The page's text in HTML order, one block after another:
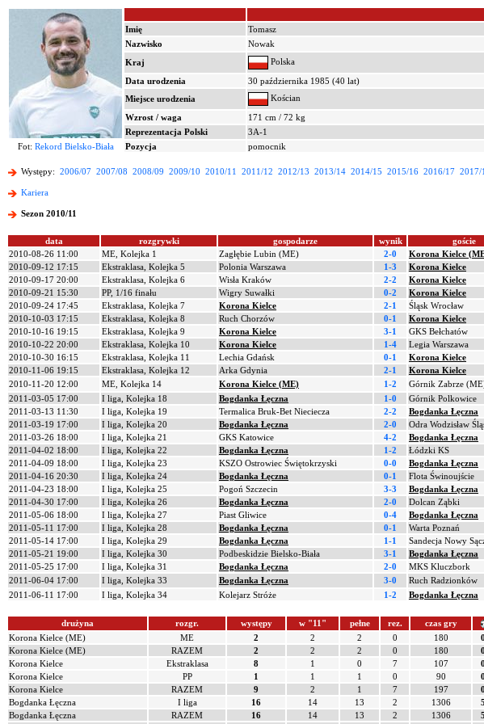
Imię
Tomasz
Nazwisko
Nowak
Kraj
Polska
Data urodzenia
30 października 1985 (40 lat)
Miejsce urodzenia
Kościan
Wzrost / waga
171 cm / 72 kg
Reprezentacja Polski
3A-1
Fot: Rekord Bielsko-Biała Pozycja pomocnik
Występy: 2006/07 2007/08 2008/09 2009/10 2010/11 2011/12 2012/13 2013/14 2014/15 2015/16 2016/17 2017/
Kariera
Sezon 2010/11
data rozgrywki gospodarze wynik goście
2010-08-26 11:00
ME, Kolejka 1 Zagłębie Lubin (ME) 2-0 Korona Kielce
2010-09-12 17:15
Ekstraklasa, Kolejka 5 Polonia Warszawa 1-3 Korona Kielce
2010-09-17 20:00
Ekstraklasa, Kolejka 6 Wisła Kraków 2-2 Korona Kielce
2010-09-21 15:30
PP, 1/16 finału Wigry Suwałki 0-2 Korona Kielce
2010-09-24 17:45
Ekstraklasa, Kolejka 7 Korona Kielce 2-1 Śląsk Wrocław
2010-10-03 17:15
Ekstraklasa, Kolejka 8 Ruch Chorzów 0-1 Korona Kielce
2010-10-16 19:15
Ekstraklasa, Kolejka 9 Korona Kielce 3-1 GKS Bełchatów
2010-10-22 20:00
Ekstraklasa, Kolejka 10 Korona Kielce 1-4 Legia Warszawa
2010-10-30 16:15
Ekstraklasa, Kolejka 11 Lechia Gdańsk 0-1 Korona Kielce
2010-11-06 19:15
Ekstraklasa, Kolejka 12 Arka Gdynia 2-1 Korona Kielce
2010-11-20 12:00
ME, Kolejka 14 Korona Kielce (ME) 1-2 Górnik Zabrze
2011-03-05 17:00
I liga, Kolejka 18 Bogdanka Łęczna 1-0 Górnik Polkowice
2011-03-13 11:30
I liga, Kolejka 19 Termalica Bruk-Bet Nieciecza 2-2 Bogdanka Łęczna
2011-03-19 17:00
I liga, Kolejka 20 Bogdanka Łęczna 2-0 Odra Wodzisław
2011-03-26 18:00
I liga, Kolejka 21 GKS Katowice 4-2 Bogdanka Łęczna
2011-04-02 18:00
I liga, Kolejka 22 Bogdanka Łęczna 1-2 Łódzki KS
2011-04-09 18:00
I liga, Kolejka 23 KSZO Ostrowiec Świętokrzyski 0-0 Bogdanka Łęczna
2011-04-16 20:30
I liga, Kolejka 24 Bogdanka Łęczna 0-1 Flota Świnoujście
2011-04-23 18:00
I liga, Kolejka 25 Pogoń Szczecin 3-3 Bogdanka Łęczna
2011-04-30 17:00
I liga, Kolejka 26 Bogdanka Łęczna 2-0 Dolcan Ząbki
2011-05-06 18:00
I liga, Kolejka 27 Piast Gliwice 0-4 Bogdanka Łęczna
2011-05-11 17:00
I liga, Kolejka 28 Bogdanka Łęczna 0-1 Warta Poznań
2011-05-14 17:00
I liga, Kolejka 29 Bogdanka Łęczna 1-1 Sandecja Nowy
2011-05-21 19:00
I liga, Kolejka 30 Podbeskidzie Bielsko-Biała 3-1 Bogdanka Łęczna
2011-05-25 17:00
I liga, Kolejka 31 Bogdanka Łęczna 2-0 MKS Kluczbork
2011-06-04 17:00
I liga, Kolejka 33 Bogdanka Łęczna 3-0 Ruch Radzionków
2011-06-11 17:00
I liga, Kolejka 34 Kolejarz Stróże 1-2 Bogdanka Łęczna
drużyna rozgr. występy w "11" pełne rez. czas gry
Korona Kielce (ME)
ME 2 2 2 0 180 0
Korona Kielce (ME)
RAZEM 2 2 2 0 180 0
Korona Kielce
Ekstraklasa 8 1 0 7 107 0
Korona Kielce
PP 1 1 1 0 90 0
Korona Kielce
RAZEM 9 2 1 7 197 0
Bogdanka Łęczna
I liga 16 14 13 2 1306 5
Bogdanka Łęczna
RAZEM 16 14 13 2 1306 5